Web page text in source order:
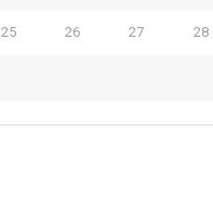
25 26 27 28